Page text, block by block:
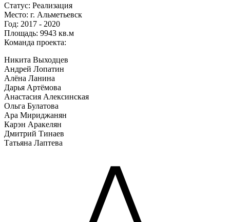
Статус: Реализация
Место: г. Альметьевск
Год: 2017 - 2020
Площадь: 9943 кв.м
Команда проекта:
Никита Выходцев
Андрей Лопатин
Алёна Ланина
Дарья Артёмова
Анастасия Алексинская
Ольга Булатова
Ара Мириджанян
Карэн Аракелян
Дмитрий Тинаев
Татьяна Лаптева